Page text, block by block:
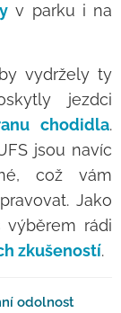
v parku i na
vydržely ty
jezdci
chodidla.
jsou navíc
což vám
Jako
výběrem rádi
zkušeností.
odolnost